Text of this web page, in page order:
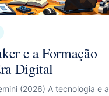
e a Formação
Digital
(2026) A tecnologia e a